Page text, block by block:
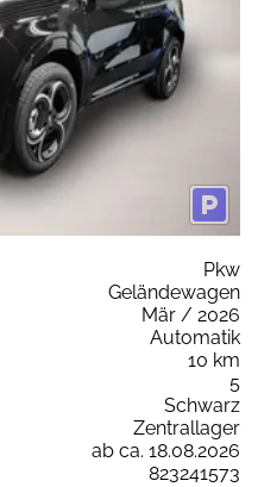
Pkw
Geländewagen
Mär / 2026
Automatik
10 km
5
Schwarz
Zentrallager
ab ca. 18.08.2026
823241573